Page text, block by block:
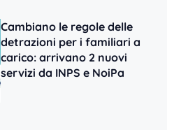
Cambiano le regole delle
detrazioni per i familiari a
carico: arrivano 2 nuovi
servizi da INPS e NoiPa